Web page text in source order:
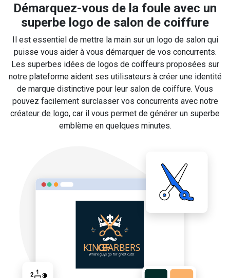
Démarquez-vous de la foule avec un
superbe logo de salon de coiffure
Il est essentiel de mettre la main sur un logo de salon qui
puisse vous aider à vous démarquer de vos concurrents.
Les superbes idées de logos de coiffeurs proposées sur
notre plateforme aident ses utilisateurs à créer une identité
de marque distinctive pour leur salon de coiffure. Vous
pouvez facilement surclasser vos concurrents avec notre
créateur de logo, car il vous permet de générer un superbe
emblème en quelques minutes.